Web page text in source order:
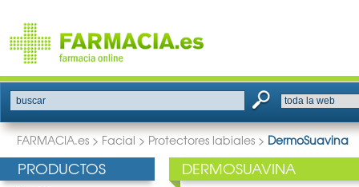
buscar
FARMACIA.es > Facial > Protectores labiales > DermoSuavina
PRODUCTOS DERMOSUAVINA